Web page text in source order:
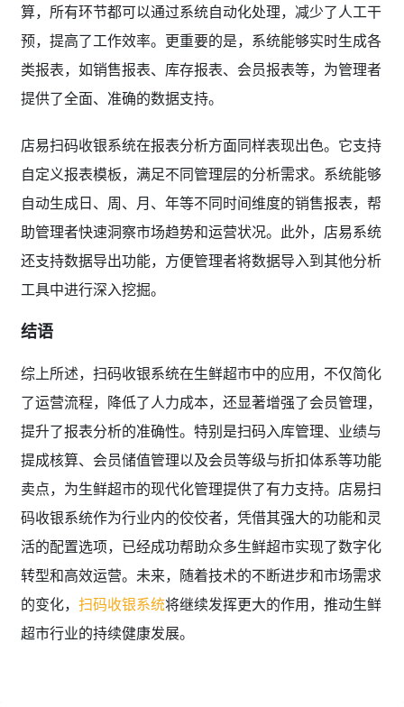
算，所有环节都可以通过系统自动化处理，减少了人工干
预，提高了工作效率。更重要的是，系统能够实时生成各
类报表，如销售报表、库存报表、会员报表等，为管理者
提供了全面、准确的数据支持。
店易扫码收银系统在报表分析方面同样表现出色。它支持
自定义报表模板，满足不同管理层的分析需求。系统能够
自动生成日、周、月、年等不同时间维度的销售报表，帮
助管理者快速洞察市场趋势和运营状况。此外，店易系统
还支持数据导出功能，方便管理者将数据导入到其他分析
工具中进行深入挖掘。
结语
综上所述，扫码收银系统在生鲜超市中的应用，不仅简化
了运营流程，降低了人力成本，还显著增强了会员管理，
提升了报表分析的准确性。特别是扫码入库管理、业绩与
提成核算、会员储值管理以及会员等级与折扣体系等功能
卖点，为生鲜超市的现代化管理提供了有力支持。店易扫
码收银系统作为行业内的佼佼者，凭借其强大的功能和灵
活的配置选项，已经成功帮助众多生鲜超市实现了数字化
转型和高效运营。未来，随着技术的不断进步和市场需求
的变化， 扫码收银系统将继续发挥更大的作用，推动生鲜
超市行业的持续健康发展。